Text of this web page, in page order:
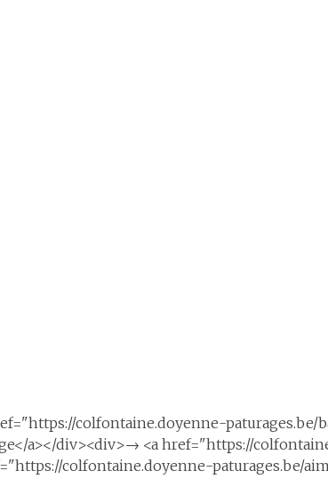
colfontaine.doyenne-paturages.be/
a></div><div>→ <a href="https://
colfontaine.doyenne-paturages.be/